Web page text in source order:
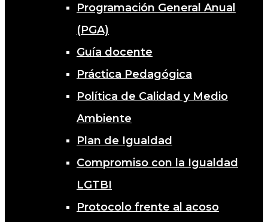
Programación General Anual
(PGA)
Guía docente
Práctica Pedagógica
Política de Calidad y Medio
Ambiente
Plan de Igualdad
Compromiso con la Igualdad
LGTBI
Protocolo frente al acoso